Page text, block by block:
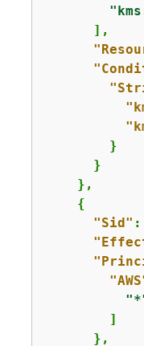
      ],
        }
      }
    },
{
"Sid" :
        ]
      },